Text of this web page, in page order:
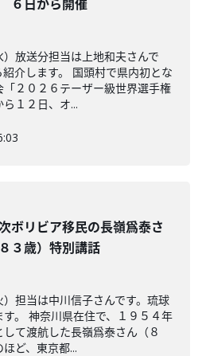
６日から開催
放送分担当は上地和夫さんで
介します。 国頭村で県内初とな
２０２６テーザー級世界選手権
１２日、オ...
ボリビア移民の長嶺爲泰さ
３歳）特別講話
担当は中川信子さんです。琉球
。 神奈川県在住で、１９５４年
て渡航した長嶺爲泰さん（８
ど、東京都...